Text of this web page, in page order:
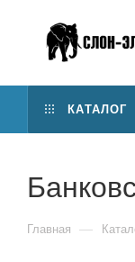
КАТАЛОГ
Главная —